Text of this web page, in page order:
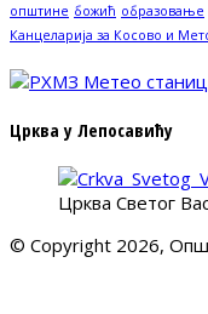
општине божић образовање
Канцеларија за Косово и
Црква у Лепосавићу
Црква Светог
© Copyright 2026,